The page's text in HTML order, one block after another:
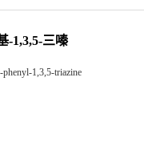
-1,3,5-三嗪
1,3,5-triazine